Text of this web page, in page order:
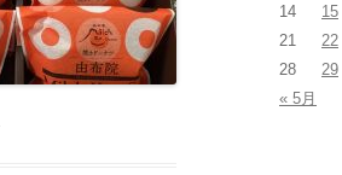
14
15
21
22
28
29
« 5月